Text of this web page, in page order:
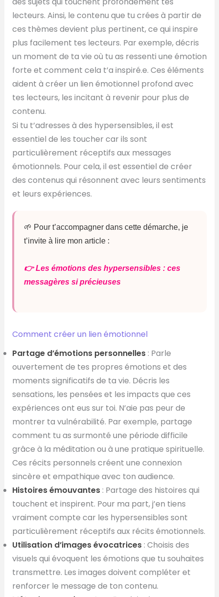
lecteurs. Ainsi, le contenu que tu crées à partir de
ces thèmes devient plus pertinent, ce qui inspire
plus facilement tes lecteurs. Par exemple, décris
un moment de ta vie où tu as ressenti une émotion
forte et comment cela t’a inspiré.e. Ces éléments
aident à créer un lien émotionnel profond avec
tes lecteurs, les incitant à revenir pour plus de
contenu.
Si tu t’adresses à des hypersensibles, il est
essentiel de les toucher car ils sont
particulièrement réceptifs aux messages
émotionnels. Pour cela, il est essentiel de créer
des contenus qui résonnent avec leurs sentiments
et leurs expériences.
🌱 Pour t’accompagner dans cette démarche, je
t’invite à lire mon article :
👉 Les émotions des hypersensibles : ces
messagères si précieuses
Comment créer un lien émotionnel
Partage d’émotions personnelles: Parle
ouvertement de tes propres émotions et des
moments significatifs de ta vie. Décris les
sensations, les pensées et les impacts que ces
expériences ont eus sur toi. N’aie pas peur de
montrer ta vulnérabilité. Par exemple, partage
comment tu as surmonté une période difficile
grâce à la méditation ou à une pratique spirituelle.
Ces récits personnels créent une connexion
sincère et empathique avec ton audience.
Histoires émouvantes: Partage des histoires qui
touchent et inspirent. Pour ma part, j’en tiens
vraiment compte car les hypersensibles sont
particulièrement réceptifs aux récits émotionnels.
Utilisation d’images évocatrices: Choisis des
visuels qui évoquent les émotions que tu souhaites
transmettre. Les images doivent compléter et
renforcer le message de ton contenu.